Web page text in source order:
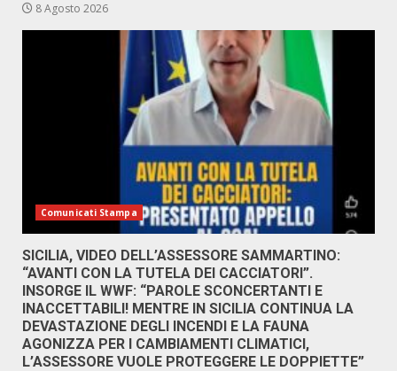
8 Agosto 2026
Comunicati Stampa
SICILIA, VIDEO DELL’ASSESSORE SAMMARTINO:
“AVANTI CON LA TUTELA DEI CACCIATORI”.
INSORGE IL WWF: “PAROLE SCONCERTANTI E
INACCETTABILI! MENTRE IN SICILIA CONTINUA LA
DEVASTAZIONE DEGLI INCENDI E LA FAUNA
AGONIZZA PER I CAMBIAMENTI CLIMATICI,
L’ASSESSORE VUOLE PROTEGGERE LE DOPPIETTE”